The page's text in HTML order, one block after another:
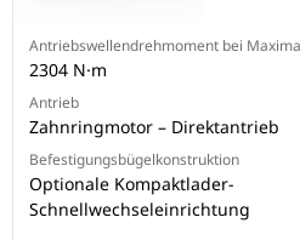
Antriebswellendrehmoment bei
2304 N·m
Antrieb
Zahnringmotor – Direktantrieb
Befestigungsbügelkonstruktion
Optionale Kompaktlader-
Schnellwechseleinrichtung